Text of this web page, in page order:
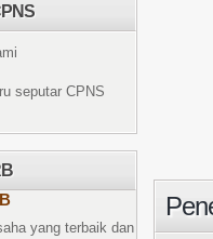
seputar CPNS
yang terbaik dan